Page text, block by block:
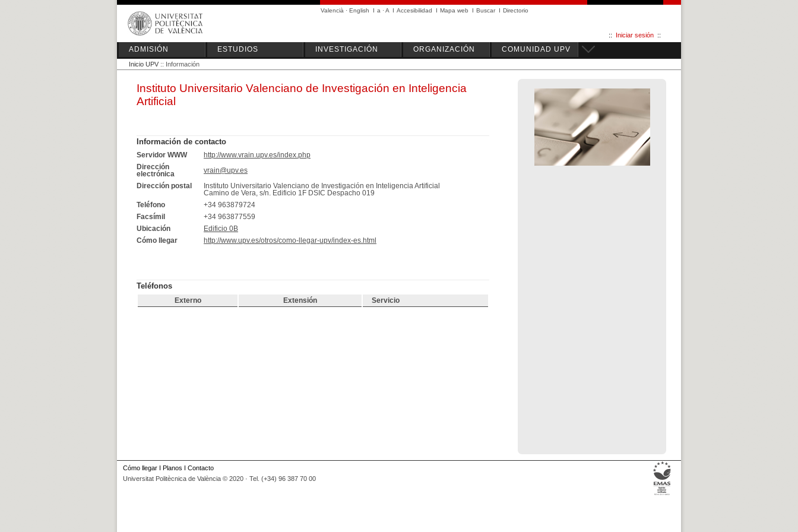
Valencià · English I a ·A I Accesibilidad I Mapa web I Buscar I Directorio
:: Iniciar sesión ::
ADMISIÓN ESTUDIOS INVESTIGACIÓN ORGANIZACIÓN COMUNIDAD UPV
Inicio UPV :: Información
Instituto Universitario Valenciano de Investigación en Inteligencia
Artificial
Información de contacto
Servidor WWW
http://www.vrain.upv.es/index.php
Dirección
electrónica
vrain@upv.es
Dirección postal
Instituto Universitario Valenciano de Investigación en Inteligencia Artificial
Camino de Vera, s/n. Edificio 1F DSIC Despacho 019
Teléfono
+34 963879724
Facsímil
+34 963877559
Ubicación
Edificio 0B
Cómo llegar
http://www.upv.es/otros/como-llegar-upv/index-es.html
Teléfonos
Externo Extensión Servicio
Cómo llegar I Planos I Contacto
Universitat Politècnica de València © 2020 · Tel. (+34) 96 387 70 00